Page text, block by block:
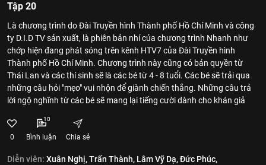
Tập 20
Là chương trình do Đài Truyền hình Thành phố Hồ Chí Minh và công
ty D.I.D TV sản xuất, là phiên bản nhí của chương trình Nhanh như
chớp hiện đang phát sóng trên kênh HTV7 của Đài Truyền hình
Thành phố Hồ Chí Minh. Chương trình này cũng có bản quyền từ
Thái Lan và các thí sinh sẽ là các bé từ 4 - 8 tuổi. Các bé sẽ trải qua
những câu hỏi "mẹo" vui nhộn để giành chiến thắng. Những câu trả
lời ngộ nghĩnh từ các bé sẽ mang lại tiếng cười dành cho khán giả
0
10
Bình luận Chia sẻ
Diễn viên: Xuân Nghị,Trấn Thành, Lâm Vỹ Dạ,Đức Phúc,